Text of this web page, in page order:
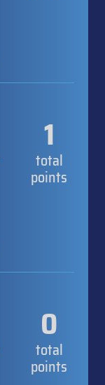
1
total
points
0
total
points